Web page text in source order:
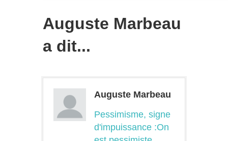
Auguste Marbeau
a dit...
Auguste Marbeau
Pessimisme, signe
d'impuissance :On